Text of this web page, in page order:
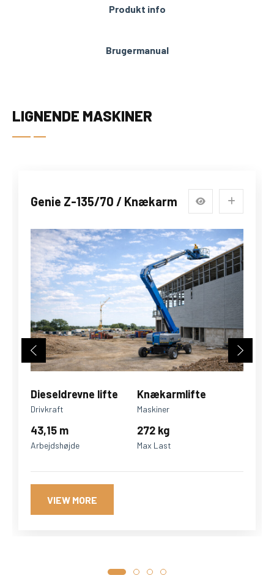
Produkt info
Brugermanual
LIGNENDE MASKINER
Genie Z-135/70 / Knækarm
Dieseldrevne lifte
Drivkraft
Knækarmlifte
Maskiner
43,15 m
Arbejdshøjde
272 kg
Max Last
VIEW MORE